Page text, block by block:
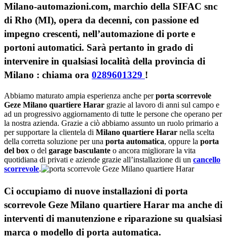
Milano-automazioni.com, marchio della SIFAC snc
di Rho (MI), opera da decenni, con passione ed
impegno crescenti, nell’automazione di porte e
portoni automatici. Sarà pertanto in grado di
intervenire in qualsiasi località della provincia di
Milano : chiama ora 0289601329 !
Abbiamo maturato ampia esperienza anche perporta scorrevole
Geze Milano quartiere Harar grazie al lavoro di anni sul campo e
ad un progressivo aggiornamento di tutte le persone che operano per
la nostra azienda. Grazie a ciò abbiamo assunto un ruolo primario a
per supportare la clientela di Milano quartiere Harar nella scelta
della corretta soluzione per una porta automatica, oppure la porta
del box o del garage basculante o ancora migliorare la vita
quotidiana di privati e aziende grazie all’installazione di un cancello
scorrevole.
Ci occupiamo di nuove installazioni di porta
scorrevole Geze Milano quartiere Harar ma anche di
interventi di manutenzione e riparazione su qualsiasi
marca o modello di porta automatica.